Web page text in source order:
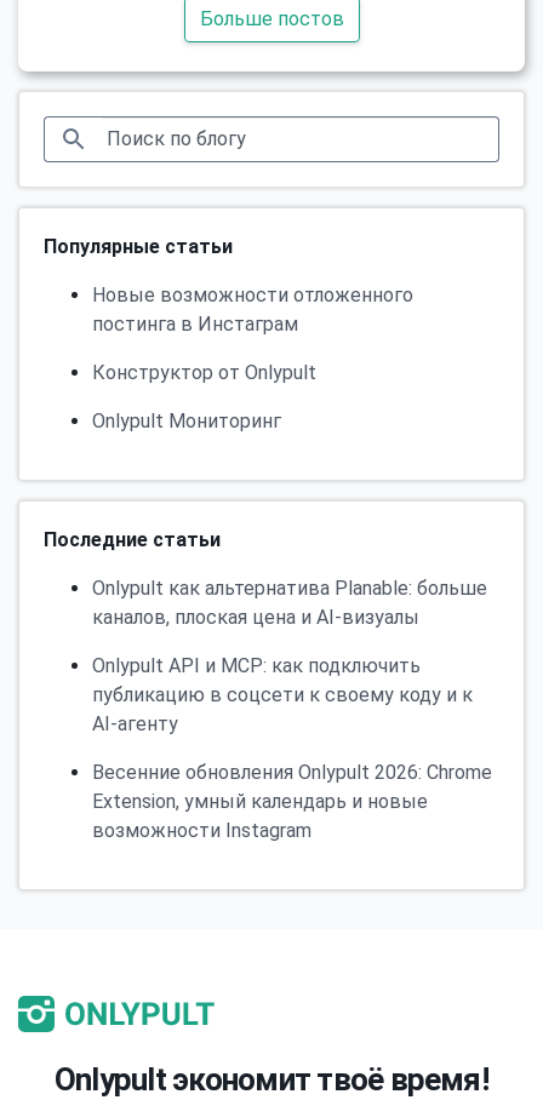
Больше постов
Популярные статьи
Новые возможности отложенного
постинга в Инстаграм
Конструктор от Onlypult
Onlypult Мониторинг
Последние статьи
Onlypult как альтернатива Planable: больше
каналов, плоская цена и AI-визуалы
Onlypult API и MCP: как подключить
публикацию в соцсети к своему коду и к
AI-агенту
Весенние обновления Onlypult 2026: Chrome
Extension, умный календарь и новые
возможности Instagram
Onlypult экономит твоё время!